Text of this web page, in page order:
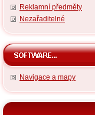
Reklamní předměty
Nezařaditelné
Navigace a mapy